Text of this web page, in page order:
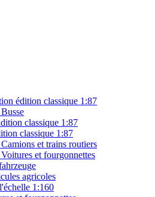
édition classique 1:87
classique 1:87
classique 1:87
et trains routiers
et fourgonnettes
agricoles
1:160